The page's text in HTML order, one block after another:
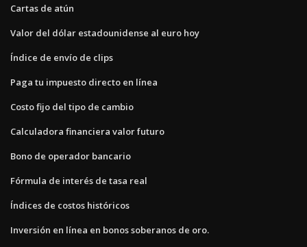
Cartas de atún
Valor del dólar estadounidense al euro hoy
Índice de envío de clips
Paga tu impuesto directo en línea
Costo fijo del tipo de cambio
Calculadora financiera valor futuro
Bono de operador bancario
Fórmula de interés de tasa real
Índices de costos históricos
Inversión en línea en bonos soberanos de oro.